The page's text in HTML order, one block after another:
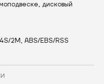
дисковый
2M, ABS/EBS/RSS